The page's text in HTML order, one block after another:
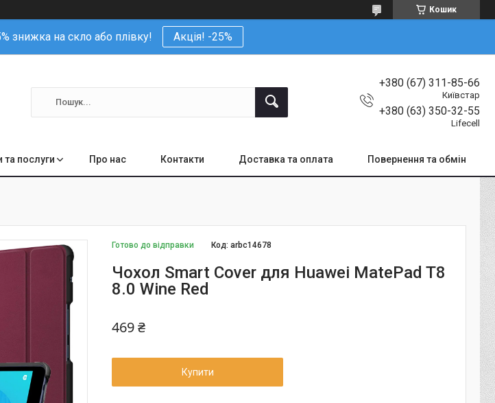
Кошик
знижка на скло або плівку! Акція! -25%
+380 (67) 311-85-66
Київстар
+380 (63) 350-32-55
Lifecell
та послуги Про нас Контакти Доставка та оплата Повернення та обмін
Готово до відправки Код:arbc14678
Чохол Smart Cover для Huawei MatePad T8
8.0 Wine Red
469 ₴
Купити